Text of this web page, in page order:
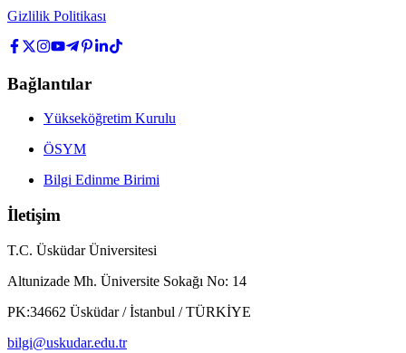
Gizlilik Politikası
Bağlantılar
Yükseköğretim Kurulu
ÖSYM
Bilgi Edinme Birimi
İletişim
T.C. Üsküdar Üniversitesi
Altunizade Mh. Üniversite Sokağı No: 14
PK:34662 Üsküdar / İstanbul / TÜRKİYE
bilgi@uskudar.edu.tr